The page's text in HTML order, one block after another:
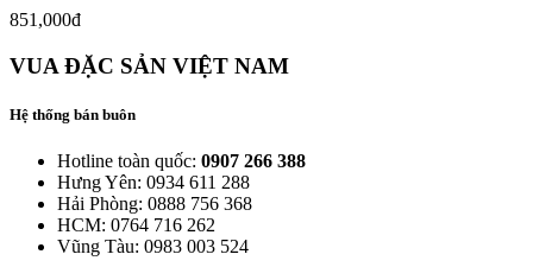
851,000đ
VUA ĐẶC SẢN VIỆT NAM
Hệ thống bán buôn
Hotline toàn quốc: 0907 266 388
Hưng Yên: 0934 611 288
Hải Phòng: 0888 756 368
HCM: 0764 716 262
Vũng Tàu: 0983 003 524